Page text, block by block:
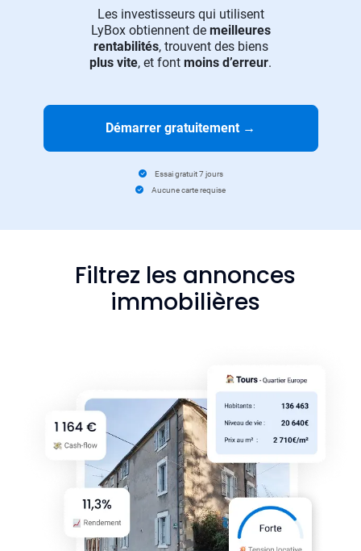
Les investisseurs qui utilisent
LyBox obtiennent de meilleures
rentabilités, trouvent des biens
plus vite, et font moins d’erreur.
Démarrer gratuitement →
Essai gratuit 7 jours
Aucune carte requise
Filtrez les annonces
immobilières